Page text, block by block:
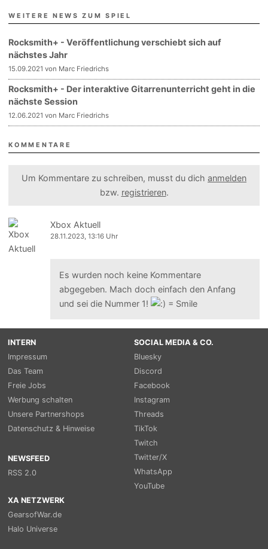
WEITERE NEWS ZUM SPIEL
Rocksmith+ - Veröffentlichung verschiebt sich auf
nächstes Jahr
15.09.2021 von Marc Friedrichs
Rocksmith+ - Der interaktive Gitarrenunterricht geht in die
nächste Session
12.06.2021 von Marc Friedrichs
KOMMENTARE
Um Kommentare zu schreiben, musst du dich anmelden
bzw. registrieren.
Xbox Aktuell
28.11.2023, 13:16 Uhr
Es wurden noch keine Kommentare
abgegeben. Mach doch einfach den Anfang
und sei die Nummer 1!
INTERN
Impressum
Das Team
Freie Jobs
Werbung schalten
Unsere Partnershops
Datenschutz & Hinweise
NEWSFEED
RSS 2.0
SOCIAL MEDIA & CO.
Bluesky
Discord
Facebook
Instagram
Threads
TikTok
Twitch
Twitter/X
WhatsApp
YouTube
XA NETZWERK
GearsofWar.de
Halo Universe